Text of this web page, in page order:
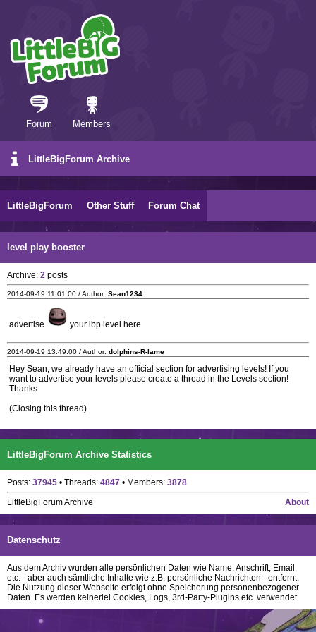
Forum Members
LittleBigForum Archive
LittleBigForum Other Stuff Forum Chat
level play booster
Archive: 2 posts
2014-09-19 11:01:00 / Author: Sean1234
advertise your lbp level here
2014-09-19 13:49:00 / Author: dolphins-R-lame
Hey Sean, we already have an official section for advertising levels! If you
want to advertise your levels please create a thread in the Levels section!
Thanks.
(Closing this thread)
LittleBigForum Archive Statistics
Posts: 37945 • Threads: 4847 • Members: 3878
About
LittleBigForum Archive
Datenschutz
Aus dem Archiv wurden alle persönlichen Daten wie Name, Anschrift, Email
etc. - aber auch sämtliche Inhalte wie z.B. persönliche Nachrichten - entfernt.
Die Nutzung dieser Webseite erfolgt ohne Speicherung personenbezogener
Daten. Es werden keinerlei Cookies, Logs, 3rd-Party-Plugins etc. verwendet.